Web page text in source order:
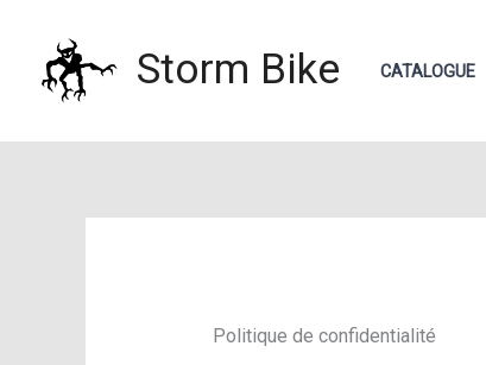
contenu
Storm Bike CATALOGUE
Politique de confidentialité